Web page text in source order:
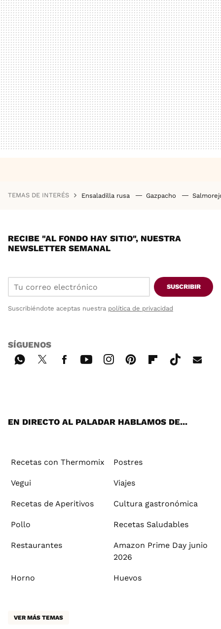
TEMAS DE INTERÉS Ensaladilla rusa Gazpacho
RECIBE "AL FONDO HAY SITIO", NUESTRA
NEWSLETTER SEMANAL
SUSCRIBIR
Suscribiéndote aceptas nuestra política de privacidad
SÍGUENOS
EN DIRECTO AL PALADAR HABLAMOS DE...
Recetas con Thermomix Postres
Vegui Viajes
Recetas de Aperitivos Cultura gastronómica
Pollo Recetas Saludables
Restaurantes
Amazon Prime Day junio
2026
Horno Huevos
VER MÁS TEMAS